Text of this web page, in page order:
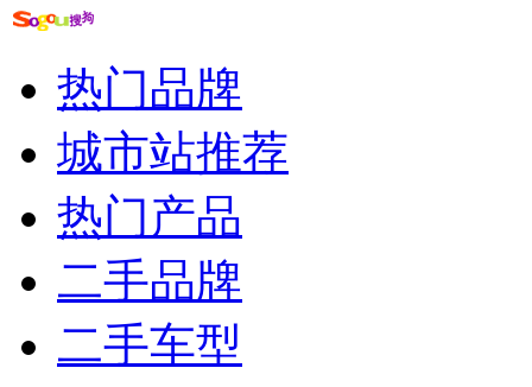
国产最好的自主品...
网上车市经销商登陆
国产自主品牌最好的车
自主品牌车企实力排名
热门品牌
城市站推荐
热门产品
二手品牌
二手车型